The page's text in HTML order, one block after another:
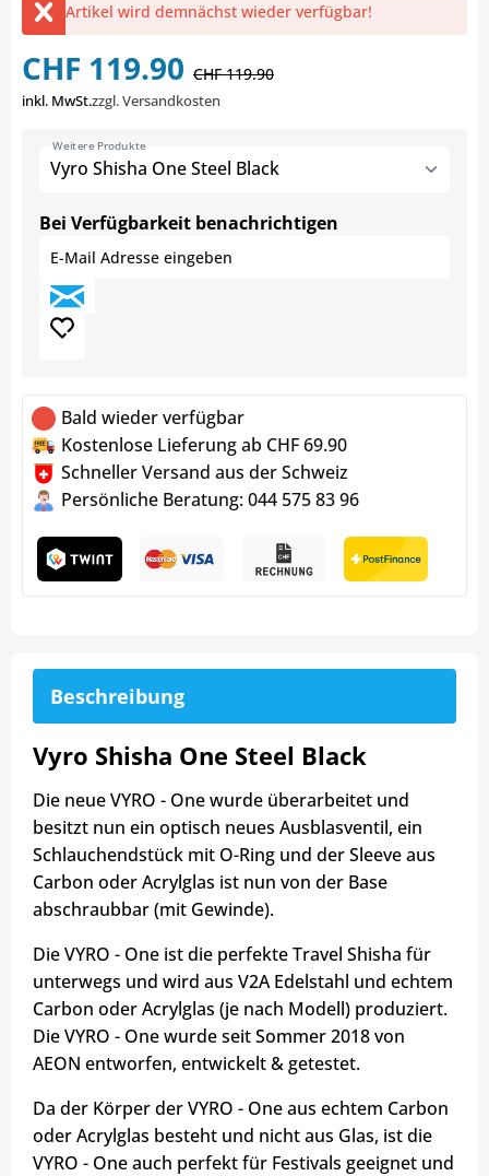
Artikel wird demnächst wieder verfügbar!
CHF 119.90 CHF 119.90
inkl. MwSt.zzgl. Versandkosten
Vyro Shisha One Steel Black
Weitere Produkte
Bei Verfügbarkeit benachrichtigen
Bald wieder verfügbar
Kostenlose Lieferung ab CHF 69.90
Schneller Versand aus der Schweiz
Persönliche Beratung: 044 575 83 96
Beschreibung
Vyro Shisha One Steel Black
Die neue VYRO - One wurde überarbeitet und
besitzt nun ein optisch neues Ausblasventil, ein
Schlauchendstück mit O-Ring und der Sleeve aus
Carbon oder Acrylglas ist nun von der Base
abschraubbar (mit Gewinde).
Die VYRO - One ist die perfekte Travel Shisha für
unterwegs und wird aus V2A Edelstahl und echtem
Carbon oder Acrylglas (je nach Modell) produziert.
Die VYRO - One wurde seit Sommer 2018 von
AEON entworfen, entwickelt & getestet.
Da der Körper der VYRO - One aus echtem Carbon
oder Acrylglas besteht und nicht aus Glas, ist die
VYRO - One auch perfekt für Festivals geeignet und